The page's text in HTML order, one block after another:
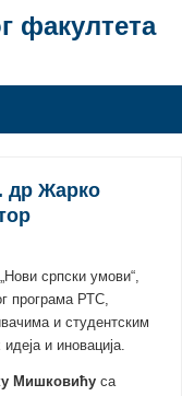
факултета
др Жаркo
српски умови“,
програма РТС,
и студентским
и иновација.
Мишковићуса